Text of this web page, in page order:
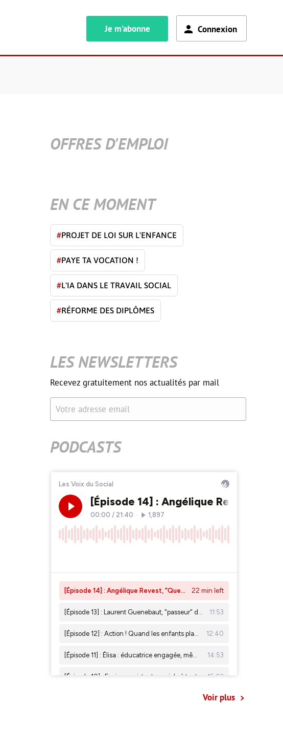
Je m'abonne Connexion
OFFRES D'EMPLOI
EN CE MOMENT
#PROJET DE LOI SUR L'ENFANCE
#PAYE TA VOCATION !
#L'IA DANS LE TRAVAIL SOCIAL
#RÉFORME DES DIPLÔMES
LES NEWSLETTERS
Recevez gratuitement nos actualités par mail
Votre adresse email
PODCASTS
Voir plus